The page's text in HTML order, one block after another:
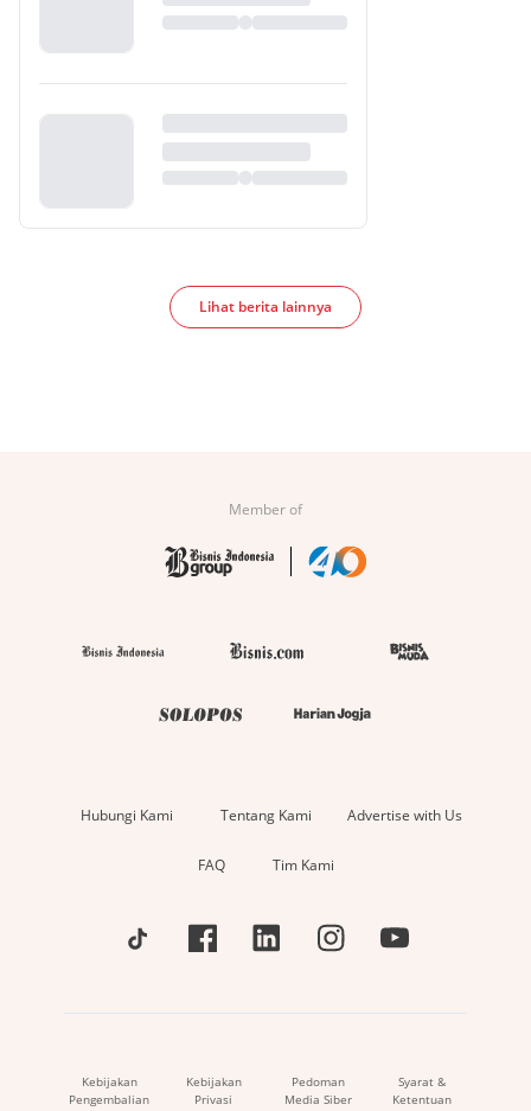
Lihat berita lainnya
Member of
Hubungi Kami Tentang Kami Advertise with Us
FAQ Tim Kami
Kebijakan
Pengembalian
Kebijakan
Privasi
Pedoman
Media Siber
Syarat &
Ketentuan